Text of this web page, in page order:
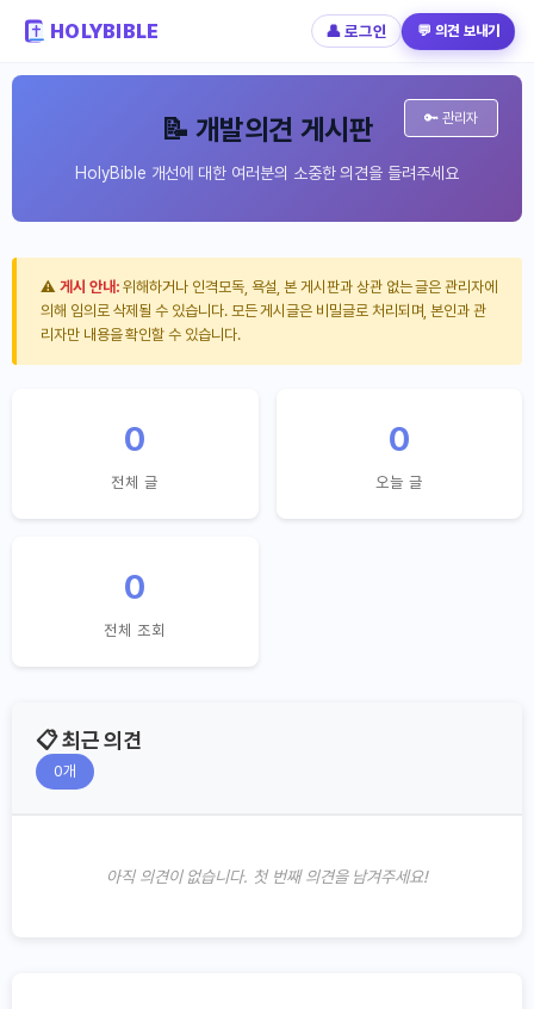
HOLYBIBLE 👤 로그인 💬 의견 보내기
🔑 관리자
📝 개발의견 게시판
HolyBible 개선에 대한 여러분의 소중한 의견을 들려주세요
⚠️ 게시 안내: 위해하거나 인격모독, 욕설, 본 게시판과 상관 없는 글은 관리자에
의해 임의로 삭제될 수 있습니다. 모든 게시글은 비밀글로 처리되며, 본인과 관
리자만 내용을 확인할 수 있습니다.
0
전체 글
0
오늘 글
0
전체 조회
📋 최근 의견
0개
아직 의견이 없습니다. 첫 번째 의견을 남겨주세요!